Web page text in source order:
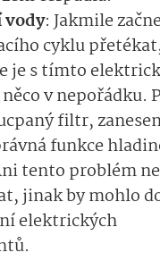
: Jakmile
cyklu
je s tímto
v nepořádku.
filtr,
funkce
tento problém
jinak by mohlo
elektrických